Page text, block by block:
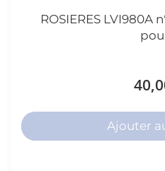
ROSIERES
Ajouter